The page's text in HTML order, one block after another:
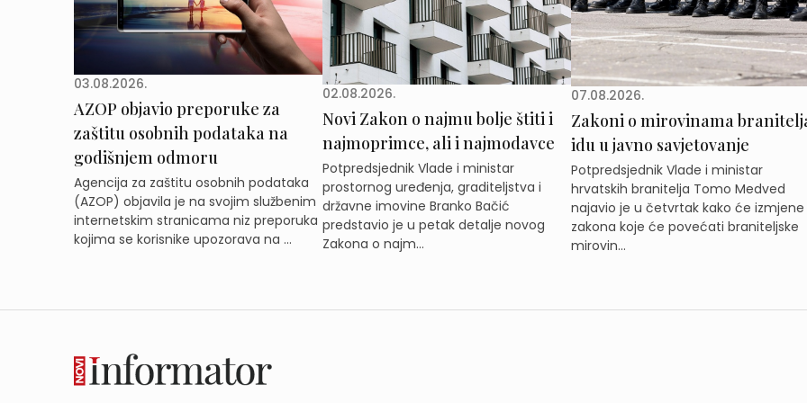
03.08.2026.
AZOP objavio preporuke za
zaštitu osobnih podataka na
godišnjem odmoru
Agencija za zaštitu osobnih podataka
(AZOP) objavila je na svojim službenim
internetskim stranicama niz preporuka
kojima se korisnike upozorava na ...
02.08.2026.
Novi Zakon o najmu bolje štiti i
najmoprimce, ali i najmodavce
Potpredsjednik Vlade i ministar
prostornog uređenja, graditeljstva i
državne imovine Branko Bačić
predstavio je u petak detalje novog
Zakona o najm...
07.08.2026.
Zakoni o mirovinama
idu u javno savjetovanje
Potpredsjednik Vlade i ministar
hrvatskih branitelja Tomo Medved
najavio je u četvrtak kako će izmjene
zakona koje će povećati braniteljske
mirovin...